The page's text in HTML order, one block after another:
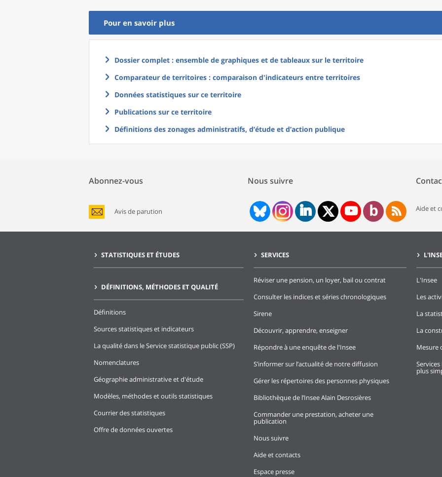
Pour en savoir plus
Dossier complet : ensemble de graphiques et de tableaux sur le territoire
Comparateur de territoires : comparaison d'indicateurs entre territoires
Données statistiques sur ce territoire
Publications sur ce territoire
Définitions des zonages administratifs, d’étude et d’action publique
Abonnez-vous
Avis de parution
Nous suivre
Aide et
STATISTIQUES ET ÉTUDES
DÉFINITIONS, MÉTHODES ET QUALITÉ
Définitions
Sources statistiques et indicateurs
La qualité dans le Service statistique public (SSP)
Nomenclatures
Géographie administrative et d'étude
Modèles, méthodes et outils statistiques
Courrier des statistiques
Offre de données ouvertes
SERVICES
Réviser une pension, un loyer, bail ou contrat
Consulter les indices et séries chronologiques
Sirene
Découvrir, apprendre, enseigner
Répondre à une enquête de l'Insee
S’informer sur l’actualité de notre diffusion
Gérer les répertoires des personnes physiques
Bibliothèque de l’Insee Alain Desrosières
Commander une prestation, acheter une
publication
Nous suivre
Aide et contacts
Espace presse
L'Insee
Les
La
La
Mesure
plus